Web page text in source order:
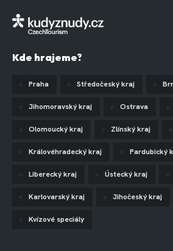
Kde hrajeme?
Praha Středočeský kraj
Jihomoravský kraj Ostrava
Olomoucký kraj Zlínský kraj
Královéhradecký kraj Pardubický
Liberecký kraj Ústecký kraj
Karlovarský kraj Jihočeský kraj
Kvízové speciály